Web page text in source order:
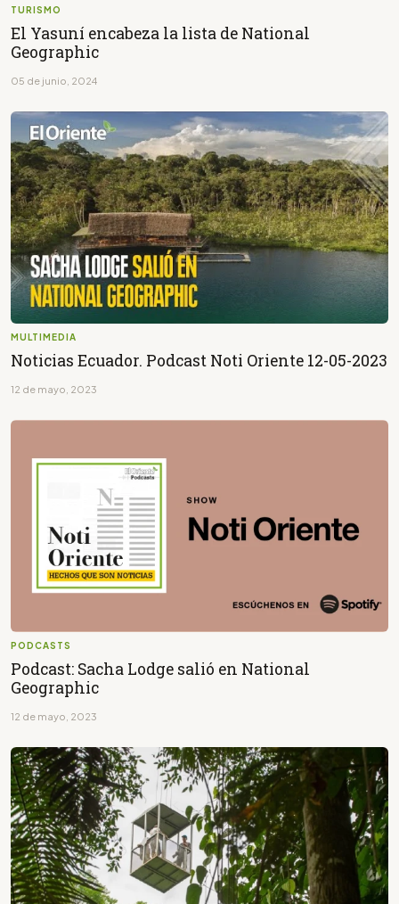
TURISMO
El Yasuní encabeza la lista de National
Geographic
05 de junio, 2024
MULTIMEDIA
Noticias Ecuador. Podcast Noti Oriente 12-05-2023
12 de mayo, 2023
PODCASTS
Podcast: Sacha Lodge salió en National
Geographic
12 de mayo, 2023